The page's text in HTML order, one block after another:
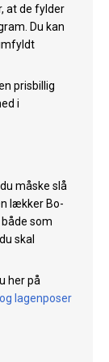
at de fylder
Du kan
prisbillig
i
måske slå
lækker Bo-
som
skal
her på
lagenposer